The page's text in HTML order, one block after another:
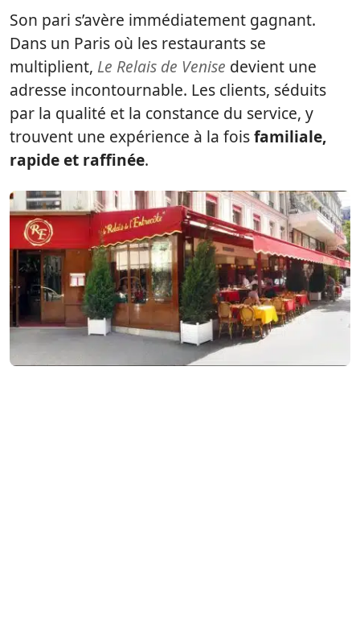
Son pari s’avère immédiatement gagnant.
Dans un Paris où les restaurants se
multiplient, Le Relais de Venise devient une
adresse incontournable. Les clients, séduits
par la qualité et la constance du service, y
trouvent une expérience à la foisfamiliale,
rapide et raffinée.